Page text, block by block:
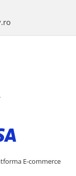
E-commerce